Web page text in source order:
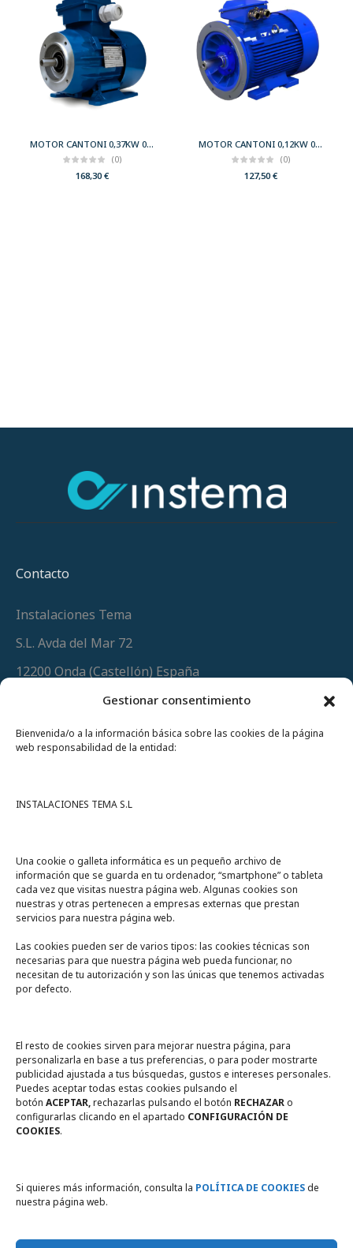
Gestionar consentimiento
Bienvenida/o a la información básica sobre las cookies de la página
web responsabilidad de la entidad:
INSTALACIONES TEMA S.L
Una cookie o galleta informática es un pequeño archivo de
información que se guarda en tu ordenador, “smartphone” o tableta
cada vez que visitas nuestra página web. Algunas cookies son
nuestras y otras pertenecen a empresas externas que prestan
servicios para nuestra página web.
Las cookies pueden ser de varios tipos: las cookies técnicas son
necesarias para que nuestra página web pueda funcionar, no
necesitan de tu autorización y son las únicas que tenemos activadas
por defecto.
El resto de cookies sirven para mejorar nuestra página, para
personalizarla en base a tus preferencias, o para poder mostrarte
publicidad ajustada a tus búsquedas, gustos e intereses personales.
Puedes aceptar todas estas cookies pulsando el
botón ACEPTAR,rechazarlas pulsando el botón RECHAZARo
configurarlas clicando en el apartado CONFIGURACIÓN DE
COOKIES.
Si quieres más información, consulta la POLÍTICA DE COOKIESde
nuestra página web.
MOTOR CANTONI 0,37KW 0,50CV 3000 B34 T71 230/400 IE2
(0)
168,30€
MOTOR CANTONI 0,12KW 0,17CV 3000 B35 T56 230/400 IE2
(0)
127,50€
Contacto
Instalaciones Tema
S.L. Avda del Mar 72
12200 Onda (Castellón) España
(+34) 964 60 34 34
Urgencias y whatsapp649 406 493
A un click
Tienda online Legal
Política de privacidad
Política de Cookies